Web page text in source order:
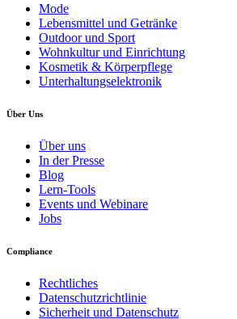
Mode
Lebensmittel und Getränke
Outdoor und Sport
Wohnkultur und Einrichtung
Kosmetik & Körperpflege
Unterhaltungselektronik
Über Uns
Über uns
In der Presse
Blog
Lern-Tools
Events und Webinare
Jobs
Compliance
Rechtliches
Datenschutzrichtlinie
Sicherheit und Datenschutz